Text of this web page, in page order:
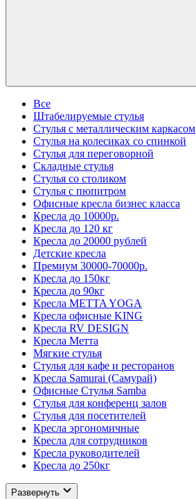
Все
Штабелируемые стулья
Стулья с металлическим каркасом
Стулья на колесиках со спинкой
Стулья для переговорной
Складные стулья
Стулья со столиком
Стулья с пюпитром
Офисные кресла бизнес класса
Кресла до 10000р.
Кресла до 120 кг
Кресла до 20000 рублей
Детские кресла
Премиум 30000-70000р.
Кресла до 150кг
Кресла до 90кг
Кресла METTA YOGA
Кресла офисные KING
Кресла RV DESIGN
Кресла Метта
Мягкие стулья
Стулья для кафе и ресторанов
Кресла Samurai (Самурай)
Офисные Стулья Samba
Стулья для конференц залов
Стулья для посетителей
Кресла эргономичные
Кресла для сотрудников
Кресла руководителей
Кресла до 250кг
Развернуть